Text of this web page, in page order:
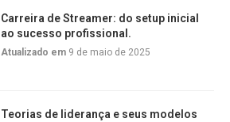
Carreira de Streamer: do setup inicial
ao sucesso profissional.
Atualizado em 9 de maio de 2025
Teorias de liderança e seus modelos